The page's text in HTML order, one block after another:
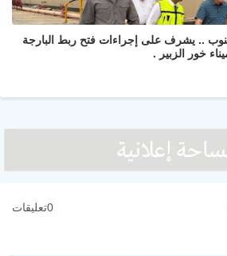
.. يشرف على إجراءات فتح ربط البارجة
خور الزبير .
0تعليقات